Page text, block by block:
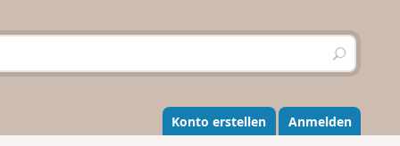
S
u
h
e
n
Konto erstellen Anmelden